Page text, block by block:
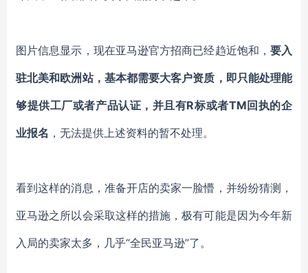
图片信息显示，现在亚马逊官方招商已经趋近饱和， 要入
驻北美和欧洲站，基本都需要大客户资质，即只能处理能
够提供工厂或者产品认证，并且有R标或者TM回执的企
业报名 ，无法提供上述资料的暂不处理。
看到这样的消息，准备开店的卖家一脸懵，并纷纷猜测，
亚马逊之所以会采取这样的措施，极有可能是因为今年新
入局的卖家太多，几乎“全民亚马逊”了。